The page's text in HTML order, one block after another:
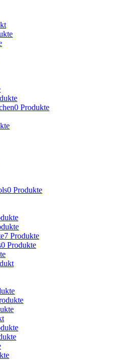
0 Produkte
0 Produkte
7 Produkte
0 Produkte